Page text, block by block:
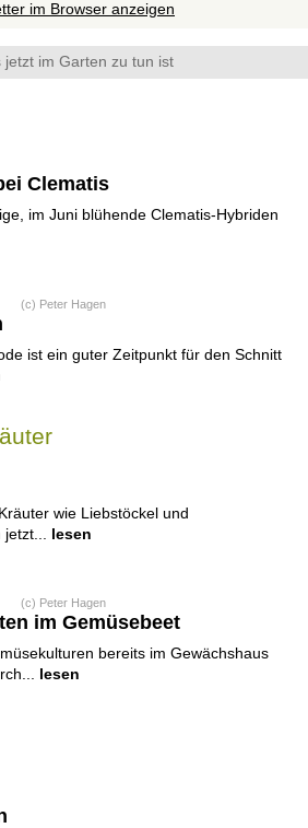
im Browser anzeigen
jetzt im Garten zu tun ist
Clematis
im Juni blühende Clematis-Hybriden
(c) Peter Hagen
ist ein guter Zeitpunkt für den Schnitt
wie Liebstöckel und
lesen
(c) Peter Hagen
im Gemüsebeet
bereits im Gewächshaus
lesen